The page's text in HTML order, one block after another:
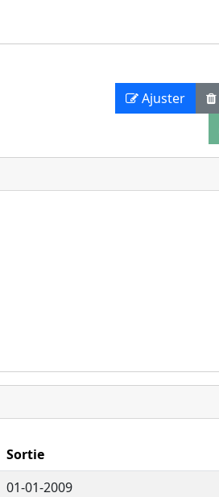
Ajuster
Sortie
01-01-2009